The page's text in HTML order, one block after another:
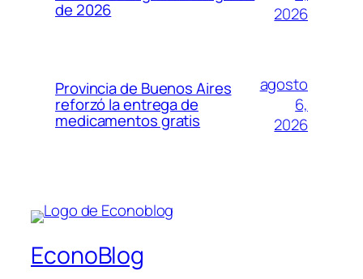
de 2026
2026
Provincia de Buenos Aires
reforzó la entrega de
medicamentos gratis
agosto
6,
2026
EconoBlog